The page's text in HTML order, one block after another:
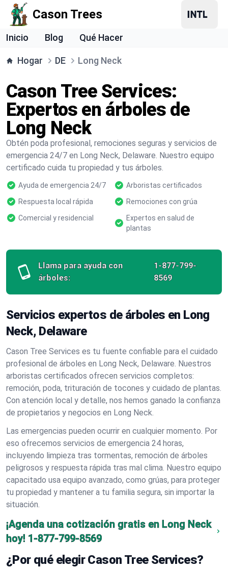
Cason Trees
Inicio Blog Qué Hacer
Hogar DE Long Neck
Cason Tree Services:
Expertos en árboles de
Long Neck
Obtén poda profesional, remociones seguras y servicios de
emergencia 24/7 en Long Neck, Delaware. Nuestro equipo
certificado cuida tu propiedad y tus árboles.
Ayuda de emergencia 24/7
Arboristas certificados
Respuesta local rápida
Remociones con grúa
Comercial y residencial
Expertos en salud de
plantas
Llama para ayuda con
árboles:
1-877-799-
8569
Servicios expertos de árboles en Long
Neck, Delaware
Cason Tree Services es tu fuente confiable para el cuidado
profesional de árboles en Long Neck, Delaware. Nuestros
arboristas certificados ofrecen servicios completos:
remoción, poda, trituración de tocones y cuidado de plantas.
Con atención local y detalle, nos hemos ganado la confianza
de propietarios y negocios en Long Neck.
Las emergencias pueden ocurrir en cualquier momento. Por
eso ofrecemos servicios de emergencia 24 horas,
incluyendo limpieza tras tormentas, remoción de árboles
peligrosos y respuesta rápida tras mal clima. Nuestro equipo
capacitado usa equipo avanzado, como grúas, para proteger
tu propiedad y mantener a tu familia segura, sin importar la
situación.
¡Agenda una cotización gratis en Long Neck
hoy! 1-877-799-8569
¿Por qué elegir Cason Tree Services?